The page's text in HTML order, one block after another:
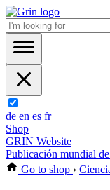
de en es fr
Shop
GRIN Website
Publicación mundial
Go to shop ›